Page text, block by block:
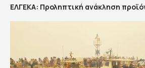
ΕΛΓΕΚΑ: Προληπτική ανάκληση